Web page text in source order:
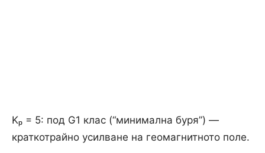
Kₚ = 5: под G1 клас (“минимална буря”) —
краткотрайно усилване на геомагнитното поле.